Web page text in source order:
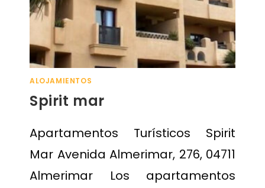
ALOJAMIENTOS
Spirit mar
Apartamentos Turísticos Spirit
Mar Avenida Almerimar, 276, 04711
Almerimar Los apartamentos